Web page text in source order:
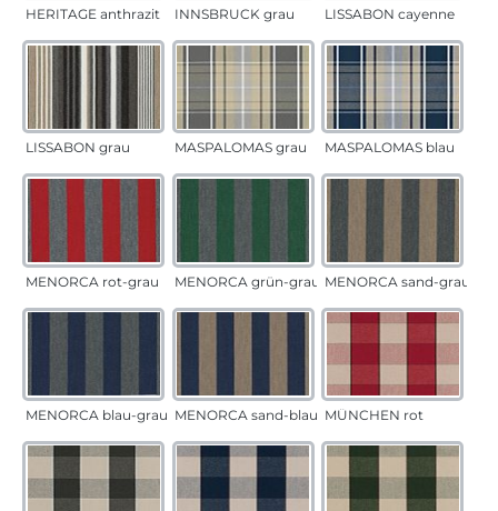
HERITAGE anthrazit INNSBRUCK grau LISSABON cayenne
LISSABON grau MASPALOMAS grau MASPALOMAS blau
MENORCA rot-grau MENORCA grün-grau MENORCA sand-grau
MENORCA blau-grau MENORCA sand-blau MÜNCHEN rot